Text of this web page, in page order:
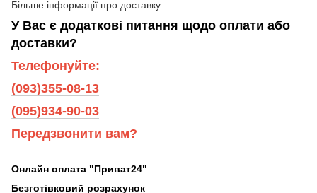
Більше інформації про доставку
У Вас є додаткові питання щодо оплати або
доставки?
Телефонуйте:
(093)355-08-13
(095)934-90-03
Передзвонити вам?
Онлайн оплата "Приват24"
Безготівковий розрахунок